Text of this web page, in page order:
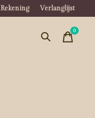
Rekening Verlanglijst
0items